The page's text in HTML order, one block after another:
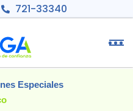
721-33340
Especiales